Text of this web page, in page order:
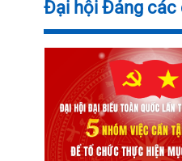
Đại hội Đảng các